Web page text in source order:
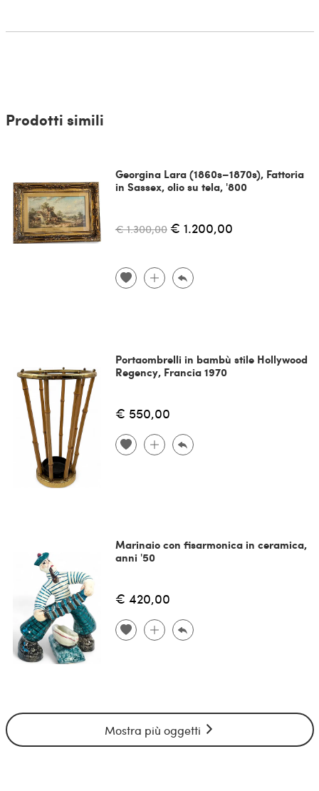
Prodotti simili
Georgina Lara (1860s–1870s), Fattoria
in Sassex, olio su tela, '800
€ 1.300,00 € 1.200,00
Portaombrelli in bambù stile Hollywood
Regency, Francia 1970
€ 550,00
Marinaio con fisarmonica in ceramica,
anni '50
€ 420,00
Mostra più oggetti